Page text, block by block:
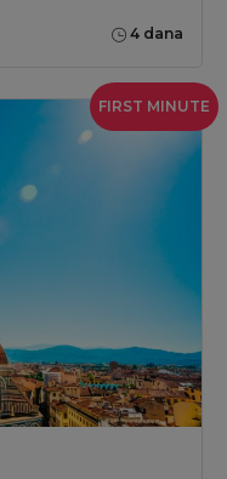
4 dana
FIRST MINUTE